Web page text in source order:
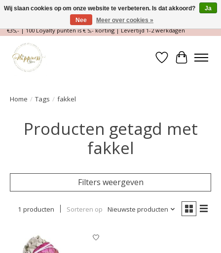
Magische Conceptstore, Edelstenen & Spirituele winkel | Gratis verzending >
€35,- | 100 Loyalty punten is € 5,- korting | Levertijd 1-2 werkdagen
Verlanglijst
Home / Tags / fakkel
Producten getagd met
fakkel
Filters weergeven
1 producten Sorteren op Nieuwste producten
Wij slaan cookies op om onze website te verbeteren. Is dat akkoord?
Ja
Nee
Meer over cookies »